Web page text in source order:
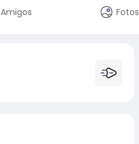
Amigos Fotos